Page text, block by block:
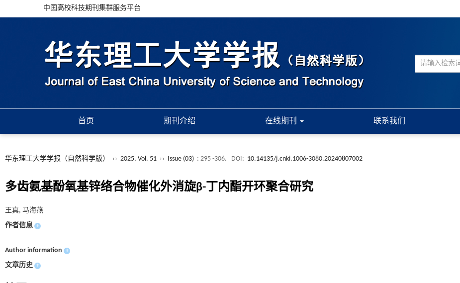
中国高校科技期刊集群服务平台
首页 期刊介绍 在线期刊 联系我们
华东理工大学学报（自然科学版） ›› 2025, Vol. 51 ›› Issue (03) : 295 -306. DOI: 10.14135/j.cnki.1006-3080.20240807002
多齿氨基酚氧基锌络合物催化外消旋β-丁内酯开环聚合研究
王真, 马海燕
作者信息 +
Author information +
文章历史 +